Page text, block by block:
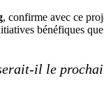
, confirme avec ce
bénéfiques
il le